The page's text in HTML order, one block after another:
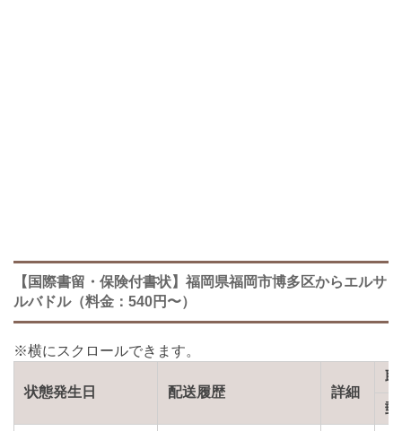
【国際書留・保険付書状】福岡県福岡市博多区からエルサ
ルバドル（料金：540円〜）
状態発生日 配送履歴 詳細
取
郵